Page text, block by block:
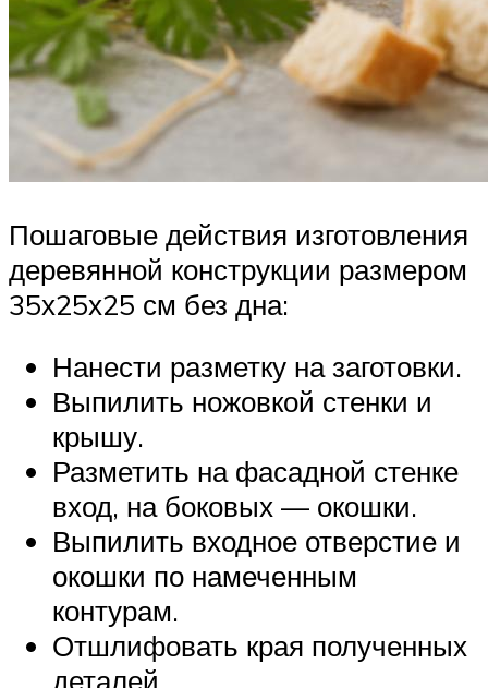
Пошаговые действия изготовления
деревянной конструкции размером
35х25х25 см без дна:
Нанести разметку на заготовки.
Выпилить ножовкой стенки и
крышу.
Разметить на фасадной стенке
вход, на боковых — окошки.
Выпилить входное отверстие и
окошки по намеченным
контурам.
Отшлифовать края полученных
деталей.